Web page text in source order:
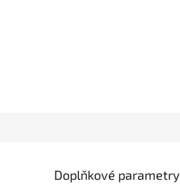
Doplňkové parametry